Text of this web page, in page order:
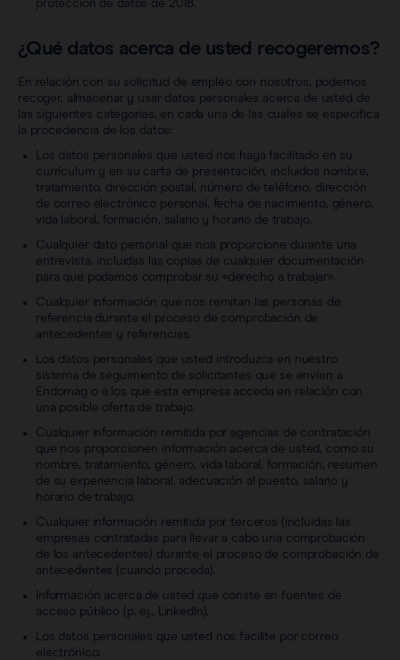
protección de datos de 2018.
¿Qué datos acerca de usted recogeremos?
En relación con su solicitud de empleo con nosotros, podemos
recoger, almacenar y usar datos personales acerca de usted de
las siguientes categorías, en cada una de las cuales se especifica
la procedencia de los datos:
Los datos personales que usted nos haya facilitado en su
currículum y en su carta de presentación, incluidos nombre,
tratamiento, dirección postal, número de teléfono, dirección
de correo electrónico personal, fecha de nacimiento, género,
vida laboral, formación, salario y horario de trabajo.
Cualquier dato personal que nos proporcione durante una
entrevista, incluidas las copias de cualquier documentación
para que podamos comprobar su «derecho a trabajar».
Cualquier información que nos remitan las personas de
referencia durante el proceso de comprobación de
antecedentes y referencias.
Los datos personales que usted introduzca en nuestro
sistema de seguimiento de solicitantes que se envíen a
Endomag o a los que esta empresa acceda en relación con
una posible oferta de trabajo.
Cualquier información remitida por agencias de contratación
que nos proporcionen información acerca de usted, como su
nombre, tratamiento, género, vida laboral, formación, resumen
de su experiencia laboral, adecuación al puesto, salario y
horario de trabajo.
Cualquier información remitida por terceros (incluidas las
empresas contratadas para llevar a cabo una comprobación
de los antecedentes) durante el proceso de comprobación de
antecedentes (cuando proceda).
Información acerca de usted que conste en fuentes de
acceso público (p. ej., LinkedIn).
Los datos personales que usted nos facilite por correo
electrónico.